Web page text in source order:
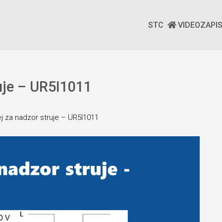
STC
– UR5I1011
za nadzor struje – UR5I1011